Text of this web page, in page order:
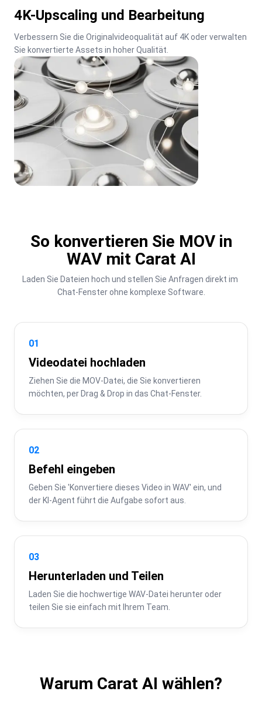
4K-Upscaling und Bearbeitung
Verbessern Sie die Originalvideoqualität auf 4K oder verwalten
Sie konvertierte Assets in hoher Qualität.
So konvertieren Sie MOV in
WAV mit Carat AI
Laden Sie Dateien hoch und stellen Sie Anfragen direkt im
Chat-Fenster ohne komplexe Software.
01
Videodatei hochladen
Ziehen Sie die MOV-Datei, die Sie konvertieren
möchten, per Drag & Drop in das Chat-Fenster.
02
Befehl eingeben
Geben Sie 'Konvertiere dieses Video in WAV' ein, und
der KI-Agent führt die Aufgabe sofort aus.
03
Herunterladen und Teilen
Laden Sie die hochwertige WAV-Datei herunter oder
teilen Sie sie einfach mit Ihrem Team.
Warum Carat AI wählen?